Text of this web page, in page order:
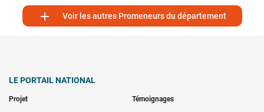
 Voir les autres Promeneurs du département
LE PORTAIL NATIONAL
Projet Témoignages